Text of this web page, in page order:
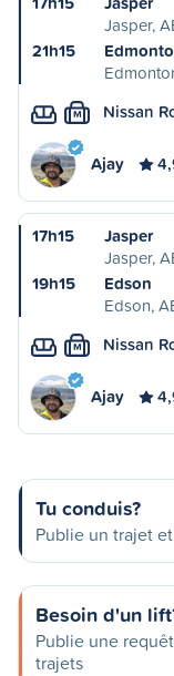
Jasper,
21h15
M Nissan
Ajay
17h15
Jasper
Jasper,
19h15
Edson
Edson,
M Nissan
Ajay
Tu conduis?
Publie un trajet
Besoin d'un
Publie une
trajets